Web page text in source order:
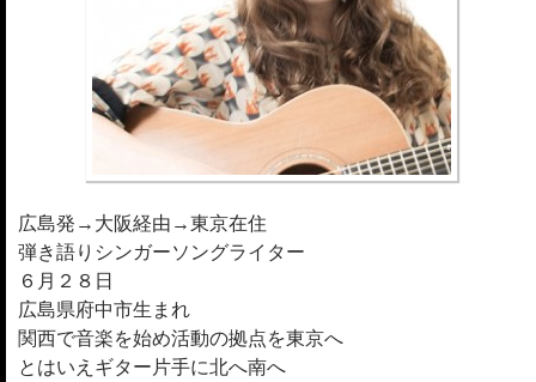
広島発→大阪経由→東京在住
弾き語りシンガーソングライター
６月２８日
広島県府中市生まれ
関西で音楽を始め活動の拠点を東京へ
とはいえギター片手に北へ南へ